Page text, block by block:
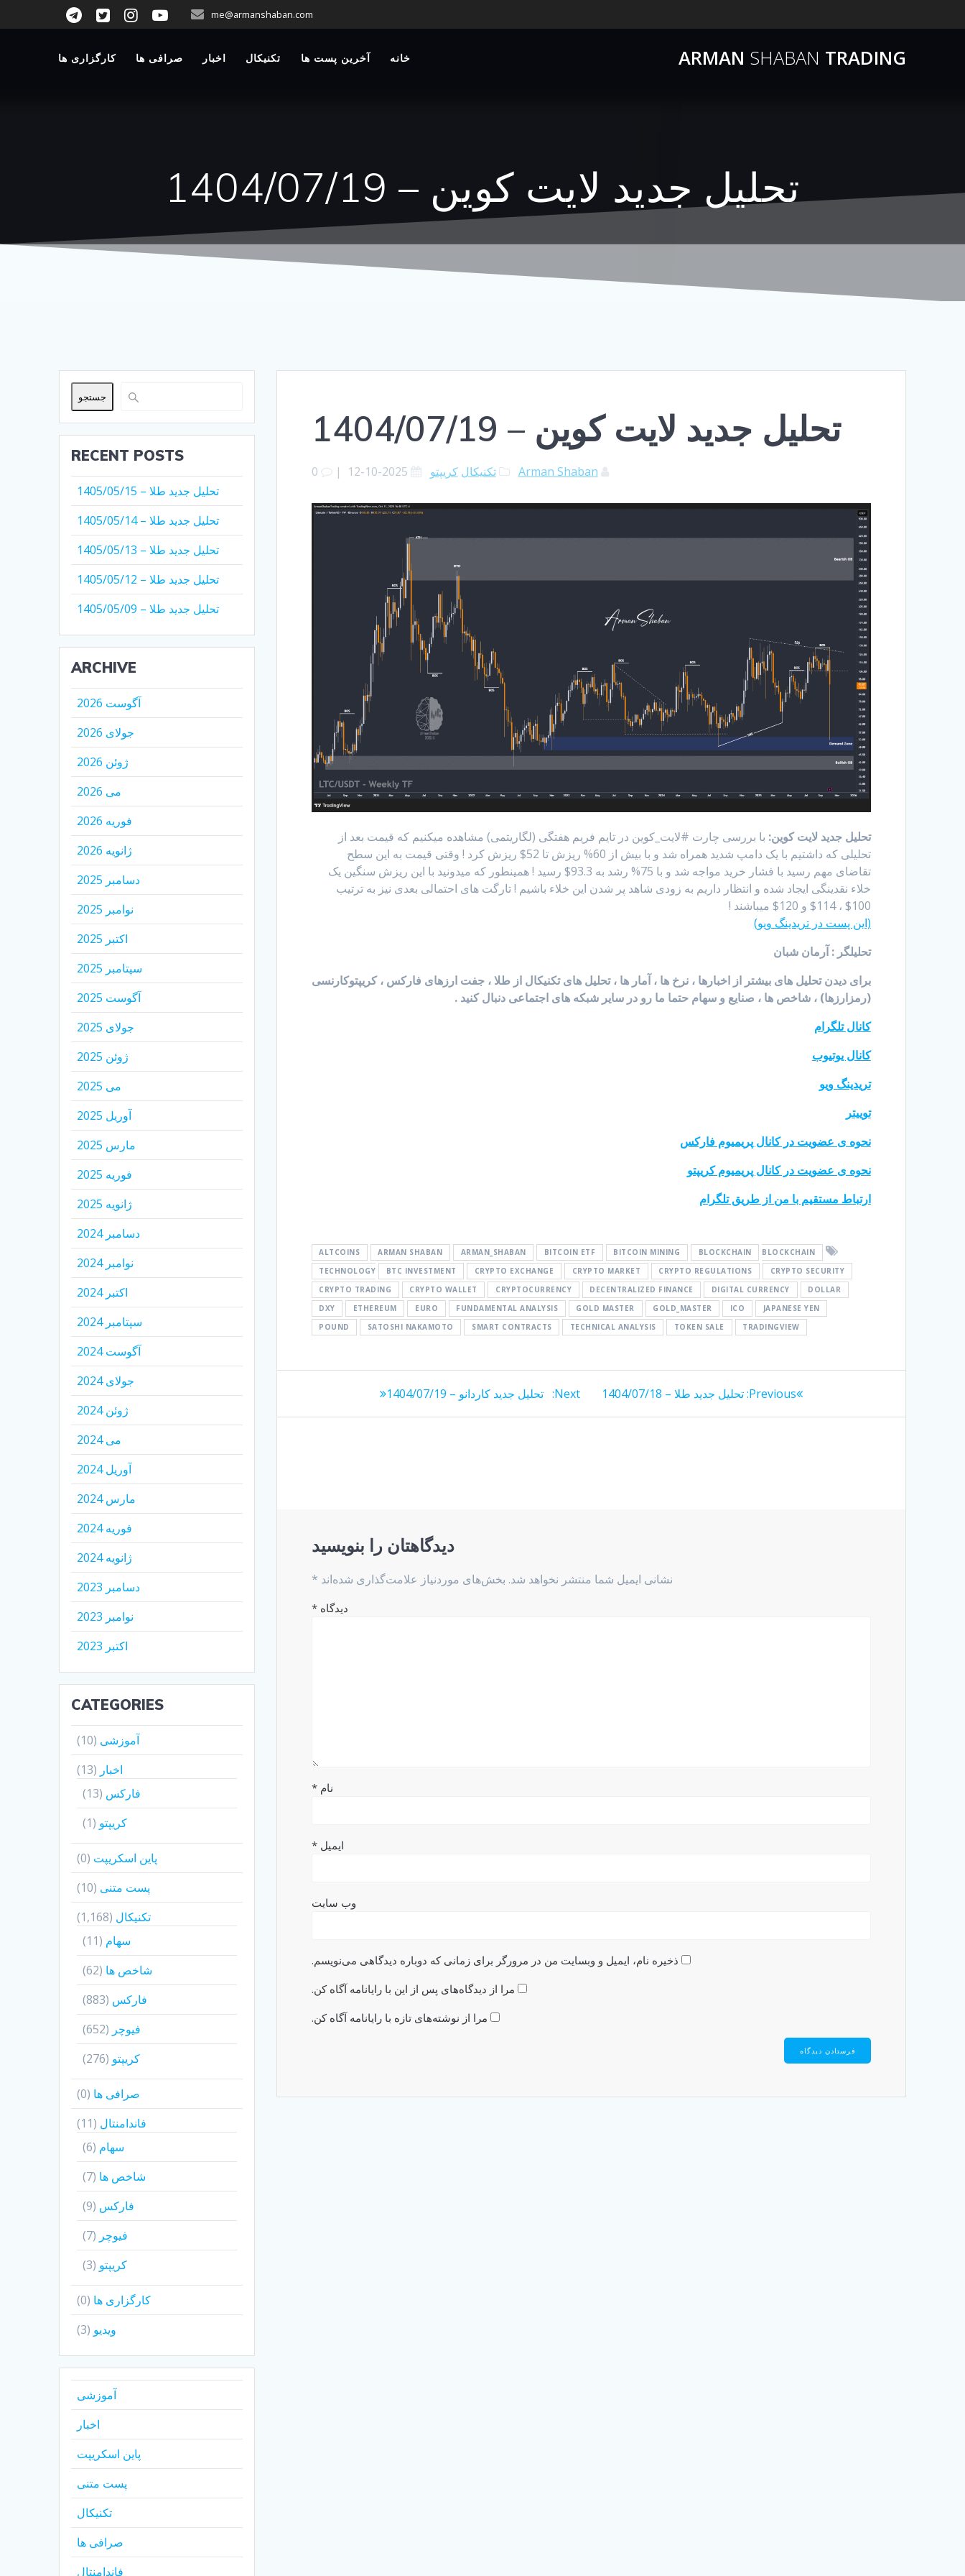
me@armanshaban.com
ARMAN SHABAN TRADING خانه آخرین پست ها تکنیکال اخبار صرافی ها کارگزاری ها
تحلیل جدید لایت کوین – 1404/07/19
تحلیل جدید لایت کوین – 1404/07/19
Arman Shaban تکنیکال کریپتو 2025-10-12
|
0
تحلیل جدید لایت کوین: با بررسی چارت #لایت_کوین در تایم فریم هفتگی (لگاریتمی) مشاهده میکنیم که قیمت بعد از
تحلیلی که داشتیم با یک دامپ شدید همراه شد و با بیش از 60% ریزش تا 52$ ریزش کرد ! وقتی قیمت به این سطح
تقاضای مهم رسید با فشار خرید مواجه شد و با 75% رشد به 93.3$ رسید ! همینطور که میدونید با این ریزش سنگین یک
خلاء نقدینگی ایجاد شده و انتظار داریم به زودی شاهد پر شدن این خلاء باشیم ! تارگت های احتمالی بعدی نیز به ترتیب
100$ ، 114$ و 120$ میباشند !
(این پست در تریدینگ ویو)
تحلیلگر : آرمان شبان
برای دیدن تحلیل های بیشتر از اخبارها ، نرخ ها ، آمار ها ، تحلیل های تکنیکال از طلا ، جفت ارزهای فارکس ، کریپتوکارنسی
(رمزارزها) ، شاخص ها ، صنایع و سهام حتما ما رو در سایر شبکه های اجتماعی دنبال کنید .
کانال تلگرام
کانال یوتیوب
تریدینگ ویو
توییتر
نحوه ی عضویت در کانال پریمیوم فارکس
نحوه ی عضویت در کانال پریمیوم کریپتو
ارتباط مستقیم با من از طریق تلگرام
ALTCOINS ARMAN SHABAN ARMAN_SHABAN BITCOIN ETF BITCOIN MINING BLOCKCHAIN
BLOCKCHAIN
TECHNOLOGY
BTC INVESTMENT CRYPTO EXCHANGE CRYPTO MARKET CRYPTO REGULATIONS
CRYPTO SECURITY
CRYPTO TRADING
CRYPTO WALLET CRYPTOCURRENCY DECENTRALIZED FINANCE DIGITAL CURRENCY
DOLLAR
DXY
ETHEREUM EURO FUNDAMENTAL ANALYSIS GOLD MASTER GOLD_MASTER ICO
JAPANESE YEN
POUND
SATOSHI NAKAMOTO SMART CONTRACTS TECHNICAL ANALYSIS TOKEN SALE TRADINGVIEW
نوشته
Previous:
Previous
تحلیل جدید طلا – 1404/07/18 Next:
Next
تحلیل جدید کاردانو – 1404/07/19
دیدگاهتان را بنویسید
نشانی ایمیل شما منتشر نخواهد شد. بخش‌های موردنیاز علامت‌گذاری شده‌اند *
دیدگاه*
نام*
ایمیل*
وب‌ سایت
ذخیره نام، ایمیل و وبسایت من در مرورگر برای زمانی که دوباره دیدگاهی می‌نویسم.
مرا از دیدگاه‌های پس از این با رایانامه آگاه کن.
مرا از نوشته‌های تازه با رایانامه آگاه کن.
جستجو
RECENT POSTS
تحلیل جدید طلا – 1405/05/15
تحلیل جدید طلا – 1405/05/14
تحلیل جدید طلا – 1405/05/13
تحلیل جدید طلا – 1405/05/12
تحلیل جدید طلا – 1405/05/09
ARCHIVE
آگوست 2026
جولای 2026
ژوئن 2026
می 2026
فوریه 2026
ژانویه 2026
دسامبر 2025
نوامبر 2025
اکتبر 2025
سپتامبر 2025
آگوست 2025
جولای 2025
ژوئن 2025
می 2025
آوریل 2025
مارس 2025
فوریه 2025
ژانویه 2025
دسامبر 2024
نوامبر 2024
اکتبر 2024
سپتامبر 2024
آگوست 2024
جولای 2024
ژوئن 2024
می 2024
آوریل 2024
مارس 2024
فوریه 2024
ژانویه 2024
دسامبر 2023
نوامبر 2023
اکتبر 2023
CATEGORIES
آموزشی (10)
اخبار (13)
فارکس (13)
کریپتو (1)
پاین اسکریپت (0)
پست متنی (10)
تکنیکال (1,168)
سهام (11)
شاخص ها (62)
فارکس (883)
فیوچر (652)
کریپتو (276)
صرافی ها (0)
فاندامنتال (11)
سهام (6)
شاخص ها (7)
فارکس (9)
فیوچر (7)
کریپتو (3)
کارگزاری ها (0)
ویدیو (3)
آموزشی
اخبار
پاین اسکریپت
پست متنی
تکنیکال
صرافی ها
فاندامنتال